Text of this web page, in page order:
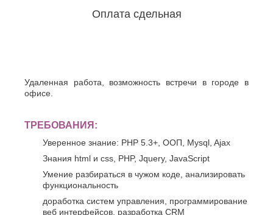
Оплата сдельная
Удаленная работа, возможность встречи в городе в
офисе.
ТРЕБОВАНИЯ:
Уверенное знание: PHP 5.3+, ООП, Mysql, Ajax
Знания html и css, PHP, Jquery, JavaScript
Умение разбираться в чужом коде, анализировать
функциональность
доработка систем управления, программирование
веб интерфейсов, разработка CRM